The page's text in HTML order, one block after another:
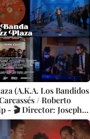
(A.K.A. Los Bandidos
/ Roberto
- 🎬 Director: Joseph